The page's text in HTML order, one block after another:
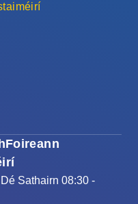
Sathairn 08:30 -